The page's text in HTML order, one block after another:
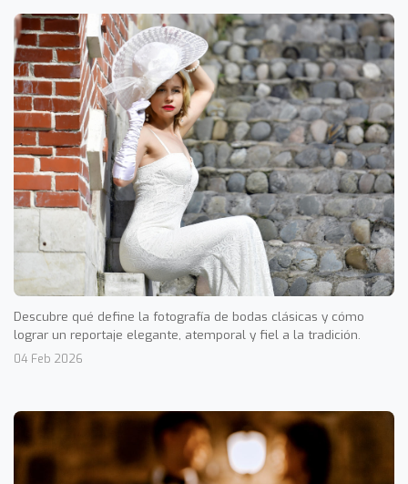
Descubre qué define la fotografía de bodas clásicas y cómo
lograr un reportaje elegante, atemporal y fiel a la tradición.
04 Feb 2026